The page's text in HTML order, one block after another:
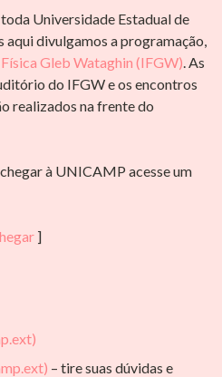
Universidade Estadual de
divulgamos a programação,
Gleb Wataghin (IFGW). As
do IFGW e os encontros
realizados na frente do
à UNICAMP acesse um
]
– tire suas dúvidas e